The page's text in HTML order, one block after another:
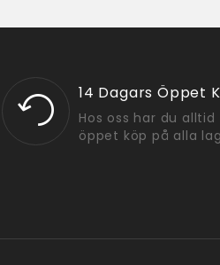
14 Dagars Öppet
Hos oss har du alltid
öppet köp på alla